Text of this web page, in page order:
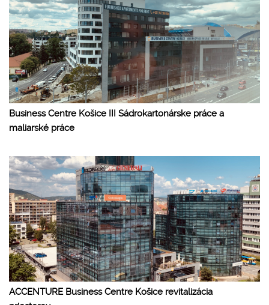
Business Centre Košice III Sádrokartonárske práce a
maliarské práce
ACCENTURE Business Centre Košice revitalizácia